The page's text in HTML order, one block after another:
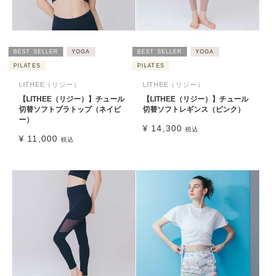
BEST SELLER YOGA
PILATES
LITHEE（リジー）
【LITHEE（リジー）】チュール
切替ソフトブラトップ（ネイビ
ー）
¥ 11,000 税込
BEST SELLER YOGA
PILATES
LITHEE（リジー）
【LITHEE（リジー）】チュール
切替ソフトレギンス（ピンク）
¥ 14,300 税込